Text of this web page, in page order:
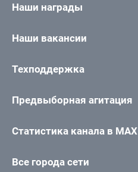
Наши награды
Наши вакансии
Техподдержка
Предвыборная агитация
Статистика канала в MAX
Все города сети